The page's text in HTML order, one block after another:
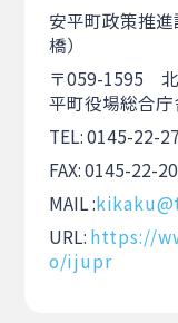
安平町政策推
橋）
〒059-1595 北
平町役場総合庁
TEL: 0145-22-
FAX: 0145-22-
MAIL :
URL: https://
o/ijupr